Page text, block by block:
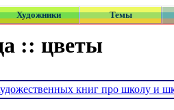
Художники Темы
:: цветы
книг про школу и